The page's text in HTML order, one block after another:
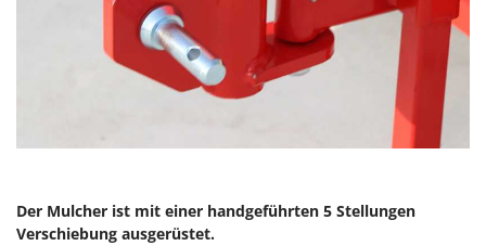
Wein- und Obstpressen
Wein- und Ölschichtenfilter
Weitere Produkte
Wippsägen
Z
Zerstäuber
Lampacrescia - MGM
Landxcape
LAR Casalinghi
Lotusgrill
Der Mulcher ist mit einer handgeführten 5 Stellungen
Verschiebung ausgerüstet.